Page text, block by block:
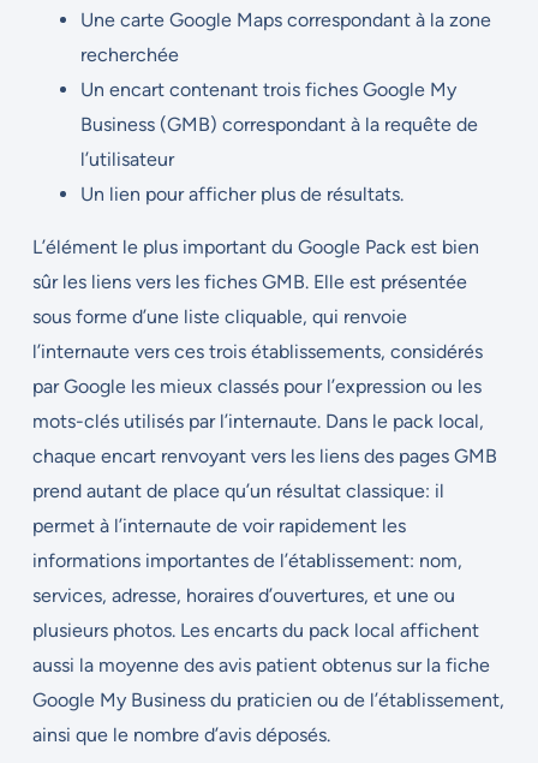
Une carte Google Maps correspondant à la zone
recherchée
Un encart contenant trois fiches Google My
Business (GMB) correspondant à la requête de
l’utilisateur
Un lien pour afficher plus de résultats.
L’élément le plus important du Google Pack est bien
sûr les liens vers les fiches GMB. Elle est présentée
sous forme d’une liste cliquable, qui renvoie
l’internaute vers ces trois établissements, considérés
par Google les mieux classés pour l’expression ou les
mots-clés utilisés par l’internaute. Dans le pack local,
chaque encart renvoyant vers les liens des pages GMB
prend autant de place qu’un résultat classique: il
permet à l’internaute de voir rapidement les
informations importantes de l’établissement: nom,
services, adresse, horaires d’ouvertures, et une ou
plusieurs photos. Les encarts du pack local affichent
aussi la moyenne des avis patient obtenus sur la fiche
Google My Business du praticien ou de l’établissement,
ainsi que le nombre d’avis déposés.